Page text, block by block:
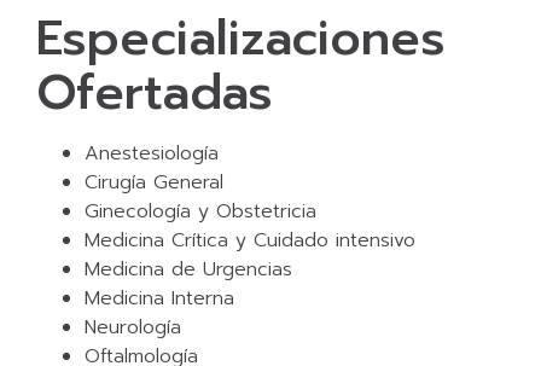
Especializaciones
Ofertadas
Anestesiología
Cirugía General
Ginecología y Obstetricia
Medicina Crítica y Cuidado intensivo
Medicina de Urgencias
Medicina Interna
Neurología
Oftalmología